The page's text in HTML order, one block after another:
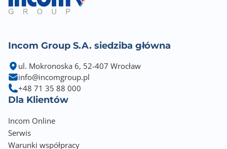
Incom Group S.A. siedziba główna
ul. Mokronoska 6, 52-407 Wrocław
info@incomgroup.pl
+48 71 35 88 000
Dla Klientów
Incom Online
Serwis
Warunki współpracy